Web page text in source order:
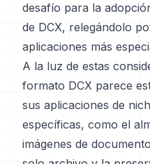
desafío para la
de DCX, relegándolo
aplicaciones más
A la luz de estas
formato DCX parece
sus aplicaciones de
específicas, como el
imágenes de